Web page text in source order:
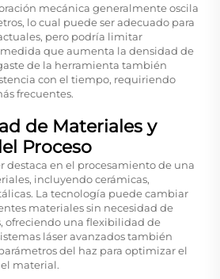
mecánica generalmente oscila
lo cual puede ser adecuado para
pero podría limitar
que aumenta la densidad de
de la herramienta también
con el tiempo, requiriendo
frecuentes.
de Materiales y
Proceso
destaca en el procesamiento de una
incluyendo cerámicas,
La tecnología puede cambiar
materiales sin necesidad de
ofreciendo una flexibilidad de
láser avanzados también
del haz para optimizar el
material.